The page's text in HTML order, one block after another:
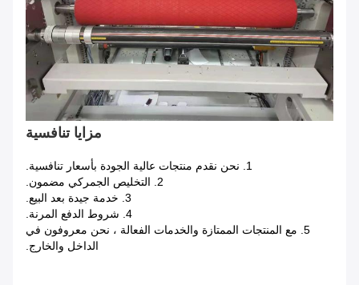
مزايا تنافسية
1. نحن نقدم منتجات عالية الجودة بأسعار تنافسية.
2. التخليص الجمركي مضمون.
3. خدمة جيدة بعد البيع.
4. شروط الدفع المرنة.
5. مع المنتجات الممتازة والخدمات الفعالة ، نحن معروفون في
الداخل والخارج.